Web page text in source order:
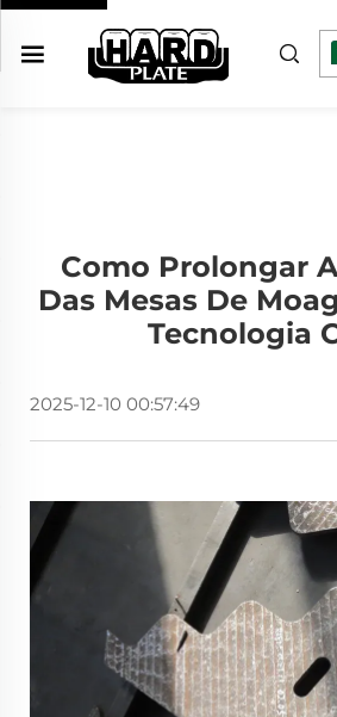
Como Prolongar
Das Mesas De
Tecnologia
2025-12-10 00:57:49